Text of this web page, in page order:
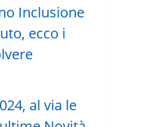
Inclusione
ecco i